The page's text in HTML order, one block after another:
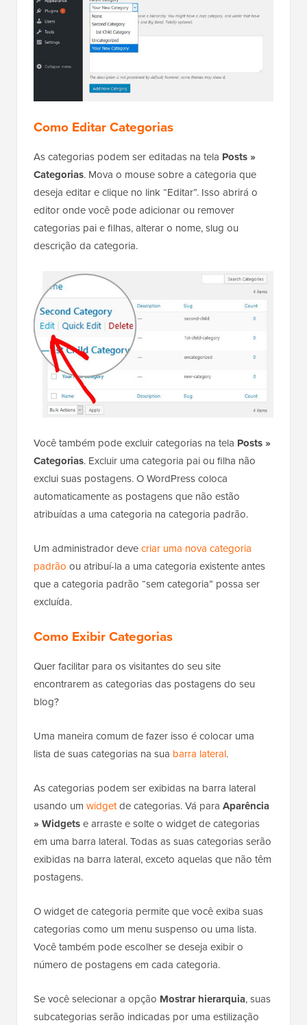
Como Editar Categorias
As categorias podem ser editadas na tela Posts »
Categorias. Mova o mouse sobre a categoria que
deseja editar e clique no link “Editar”. Isso abrirá o
editor onde você pode adicionar ou remover
categorias pai e filhas, alterar o nome, slug ou
descrição da categoria.
Você também pode excluir categorias na tela Posts »
Categorias. Excluir uma categoria pai ou filha não
exclui suas postagens. O WordPress coloca
automaticamente as postagens que não estão
atribuídas a uma categoria na categoria padrão.
Um administrador devecriar uma nova categoria
padrão ou atribuí-la a uma categoria existente antes
que a categoria padrão “sem categoria” possa ser
excluída.
Como Exibir Categorias
Quer facilitar para os visitantes do seu site
encontrarem as categorias das postagens do seu
blog?
Uma maneira comum de fazer isso é colocar uma
lista de suas categorias na sua barra lateral.
As categorias podem ser exibidas na barra lateral
usando um widgetde categorias. Vá para Aparência
» Widgetse arraste e solte o widget de categorias
em uma barra lateral. Todas as suas categorias serão
exibidas na barra lateral, exceto aquelas que não têm
postagens.
O widget de categoria permite que você exiba suas
categorias como um menu suspenso ou uma lista.
Você também pode escolher se deseja exibir o
número de postagens em cada categoria.
Se você selecionar a opção Mostrar hierarquia, suas
subcategorias serão indicadas por uma estilização